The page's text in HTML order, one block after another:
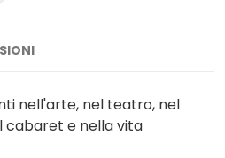
nell'arte, nel teatro, nel
cabaret e nella vita